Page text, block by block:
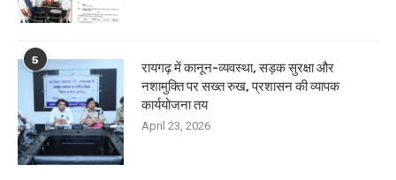
5
रायगढ़ में कानून-व्यवस्था, सड़क सुरक्षा और
नशामुक्ति पर सख्त रुख, प्रशासन की व्यापक
कार्ययोजना तय
April 23, 2026